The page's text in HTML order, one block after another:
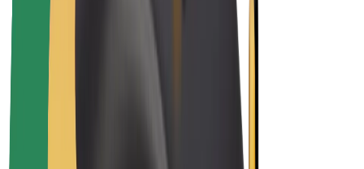
Keress a Bolttal
Bolt Food kereskedők